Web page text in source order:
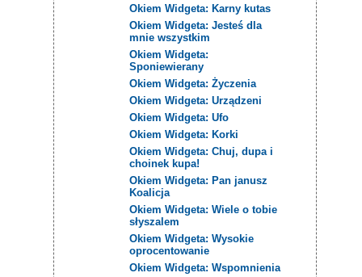
Okiem Widgeta: Karny kutas
Okiem Widgeta: Jesteś dla
mnie wszystkim
Okiem Widgeta:
Sponiewierany
Okiem Widgeta: Życzenia
Okiem Widgeta: Urządzeni
Okiem Widgeta: Ufo
Okiem Widgeta: Korki
Okiem Widgeta: Chuj, dupa i
choinek kupa!
Okiem Widgeta: Pan janusz
Koalicja
Okiem Widgeta: Wiele o tobie
słyszalem
Okiem Widgeta: Wysokie
oprocentowanie
Okiem Widgeta: Wspomnienia